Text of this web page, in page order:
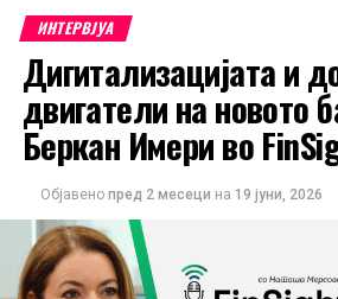
ИНТЕРВЈУА
Дигитализацијата и
двигатели на новото
Беркан Имери во
Објавено пред 2 месеци на 19 јуни, 2026